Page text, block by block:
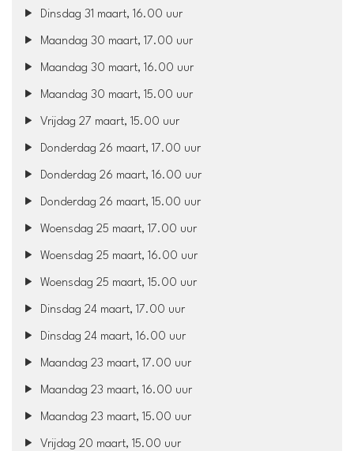
Dinsdag 31 maart, 16.00 uur
Maandag 30 maart, 17.00 uur
Maandag 30 maart, 16.00 uur
Maandag 30 maart, 15.00 uur
Vrijdag 27 maart, 15.00 uur
Donderdag 26 maart, 17.00 uur
Donderdag 26 maart, 16.00 uur
Donderdag 26 maart, 15.00 uur
Woensdag 25 maart, 17.00 uur
Woensdag 25 maart, 16.00 uur
Woensdag 25 maart, 15.00 uur
Dinsdag 24 maart, 17.00 uur
Dinsdag 24 maart, 16.00 uur
Maandag 23 maart, 17.00 uur
Maandag 23 maart, 16.00 uur
Maandag 23 maart, 15.00 uur
Vrijdag 20 maart, 15.00 uur